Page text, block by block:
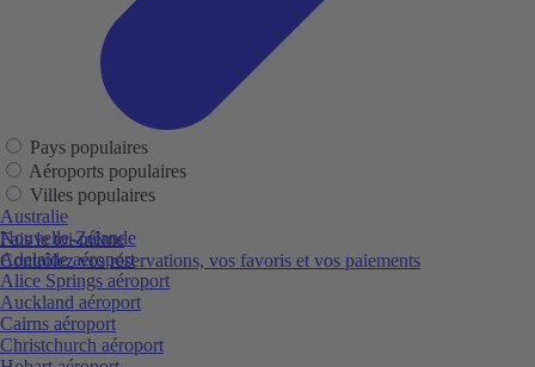
Fais le toi-même
Contrôlez vos réservations, vos favoris et vos paiements
Pays populaires
Aéroports populaires
Villes populaires
Australie
Nouvelle-Zélande
Adelaide aéroport
Alice Springs aéroport
Auckland aéroport
Cairns aéroport
Christchurch aéroport